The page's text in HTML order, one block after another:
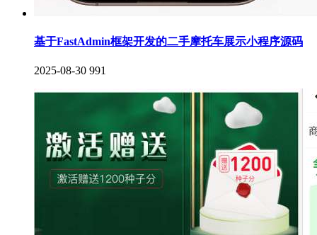
基于FastAdmin框架开发的二手摩托车展示小程序源码
2025-08-30 991